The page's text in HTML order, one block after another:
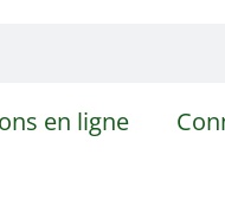
en ligne